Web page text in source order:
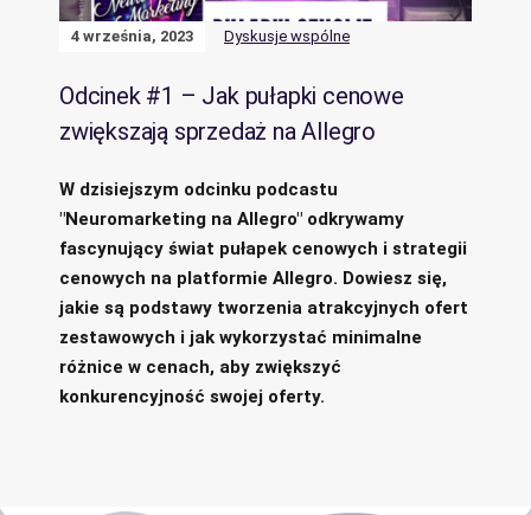
4 września, 2023 Dyskusje wspólne
Odcinek #1 – Jak pułapki cenowe
zwiększają sprzedaż na Allegro
W dzisiejszym odcinku podcastu
"Neuromarketing na Allegro" odkrywamy
fascynujący świat pułapek cenowych i strategii
cenowych na platformie Allegro. Dowiesz się,
jakie są podstawy tworzenia atrakcyjnych ofert
zestawowych i jak wykorzystać minimalne
różnice w cenach, aby zwiększyć
konkurencyjność swojej oferty.